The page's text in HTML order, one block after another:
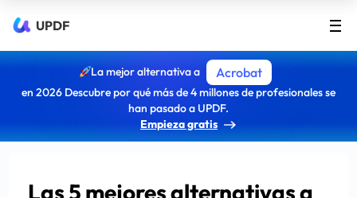
UPDF
La mejor alternativa a Acrobat
en 2026 Descubre por qué más de 4 millones de profesionales se
han pasado a UPDF.
Empieza gratis
Las 5 mejores alternativas a